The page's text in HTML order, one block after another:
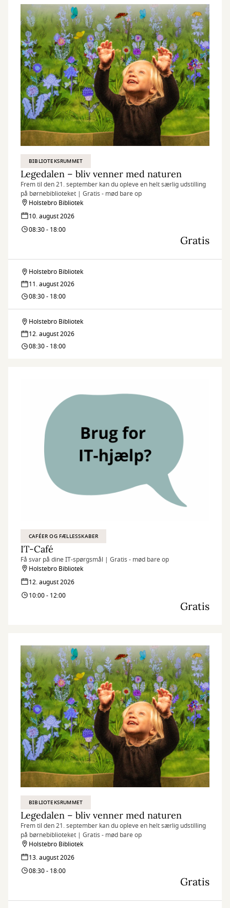
BIBLIOTEKSRUMMET
Legedalen – bliv venner med naturen
Frem til den 21. september kan du opleve en helt særlig udstilling
på børnebiblioteket | Gratis - mød bare op
Holstebro Bibliotek
10. august 2026
08:30 - 18:00
Gratis
Legedalen
–
bliv
venner
med
Holstebro Bibliotek
11. august 2026
08:30 - 18:00
Legedalen
–
naturen
Holstebro Bibliotek
12. august 2026
08:30 - 18:00
CAFÉER OG FÆLLESSKABER
IT-Café
Få svar på dine IT-spørgsmål | Gratis - mød bare op
Holstebro Bibliotek
12. august 2026
10:00 - 12:00
Gratis
BIBLIOTEKSRUMMET
Legedalen – bliv venner med naturen
Frem til den 21. september kan du opleve en helt særlig udstilling
på børnebiblioteket | Gratis - mød bare op
Holstebro Bibliotek
13. august 2026
08:30 - 18:00
Gratis